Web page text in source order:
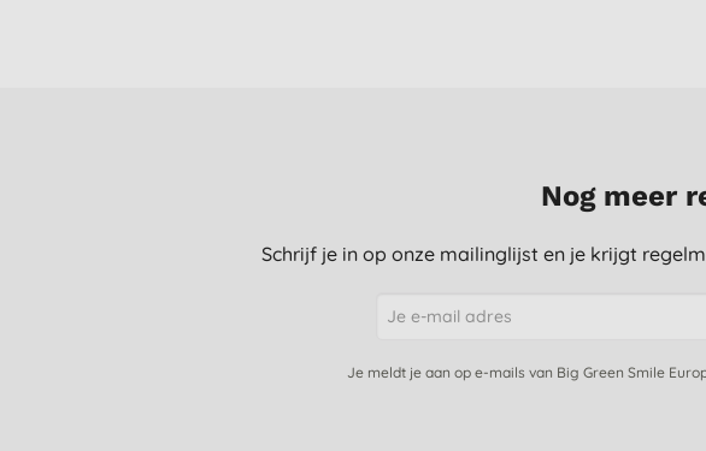
Nog meer
Schrijf je in op onze mailinglijst en je krijgt
Je meldt je aan op e-mails van Big Green Smile